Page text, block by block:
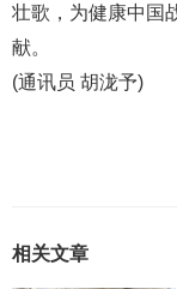
壮歌，为健康中国
献。
(通讯员 胡泷予)
相关文章